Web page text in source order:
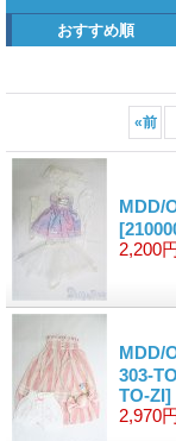
おすすめ順
«前
MDD/
2,200
MDD/
303-
TO-ZI]
2,970